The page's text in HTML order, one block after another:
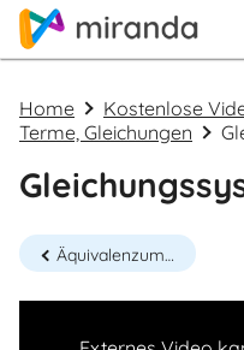
Home Kostenlose
Terme, Gleichungen
Äquivalenzumformungen bei Ungleichungen